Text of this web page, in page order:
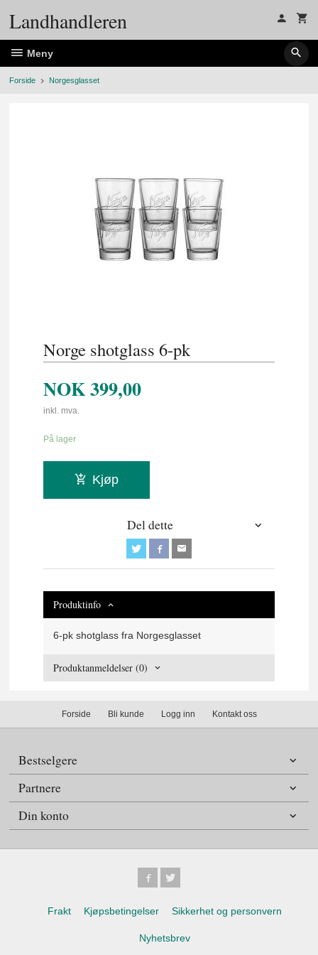
Landhandleren
Meny
Forside Norgesglasset
Norge shotglass 6-pk
NOK399,00
inkl. mva.
På lager
Kjøp
Del dette
Produktinfo
6-pk shotglass fra Norgesglasset
Produktanmeldelser (0)
Forside Bli kunde Logg inn Kontakt oss
Bestselgere
Partnere
Din konto
Frakt Kjøpsbetingelser Sikkerhet og personvern
Nyhetsbrev